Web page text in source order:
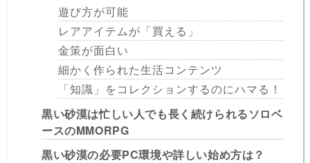
遊び方が可能
レアアイテムが「買える」
金策が面白い
細かく作られた生活コンテンツ
「知識」をコレクションするのにハマる！
黒い砂漠は忙しい人でも長く続けられるソロベ
ースのMMORPG
黒い砂漠の必要PC環境や詳しい始め方は？